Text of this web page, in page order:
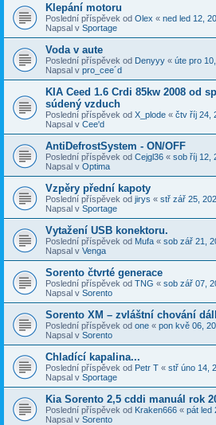
Klepání motoru
Poslední příspěvek od Olex « ned led 12,
Napsal v Sportage
Voda v aute
Poslední příspěvek od Denyyy « úte pro
Napsal v pro_cee´d
KIA Ceed 1.6 Crdi 85kw 2008 od
súdený vzduch
Poslední příspěvek od X_plode « čtv říj 24,
Napsal v Cee'd
AntiDefrostSystem - ON/OFF
Poslední příspěvek od Cejgl36 « sob říj 12,
Napsal v Optima
Vzpěry přední kapoty
Poslední příspěvek od jirys « stř zář 25,
Napsal v Sportage
Vytažení USB konektoru.
Poslední příspěvek od Mufa « sob zář 21,
Napsal v Venga
Sorento čtvrté generace
Poslední příspěvek od TNG « sob zář 07,
Napsal v Sorento
Sorento XM – zvláštní chování
Poslední příspěvek od one « pon kvě 06,
Napsal v Sorento
Chladící kapalina...
Poslední příspěvek od Petr T « stř úno 14,
Napsal v Sportage
Kia Sorento 2,5 cddi manuál rok
Poslední příspěvek od Kraken666 « pát led
Napsal v Sorento